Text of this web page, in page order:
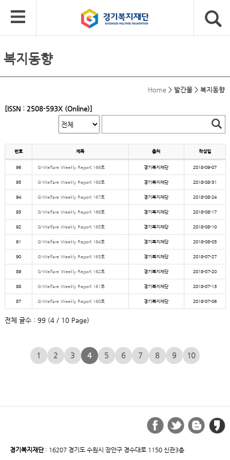
복지동향
Home > 발간물 > 복지동향
[ISSN : 2508-593X (Online)]
번호 제목 출처 작성일
96 G-Welfare Weekly Report 169호 경기복지재단 2018-09-07
95 G-Welfare Weekly Report 168호 경기복지재단 2018-08-31
94 G-Welfare Weekly Report 167호 경기복지재단 2018-08-24
93 G-Welfare Weekly Report 166호 경기복지재단 2018-08-17
92 G-Welfare Weekly Report 165호 경기복지재단 2018-08-10
91 G-Welfare Weekly Report 164호 경기복지재단 2018-08-03
90 G-Welfare Weekly Report 163호 경기복지재단 2018-07-27
89 G-Welfare Weekly Report 162호 경기복지재단 2018-07-20
88 G-Welfare Weekly Report 161호 경기복지재단 2018-07-13
87 G-Welfare Weekly Report 160호 경기복지재단 2018-07-06
전체 글수 : 99 (4 / 10 Page)
1 2 3 4 5 6 7 8 9 10
경기복지재단: 16207 경기도 수원시 장안구 경수대로 1150 신관3층